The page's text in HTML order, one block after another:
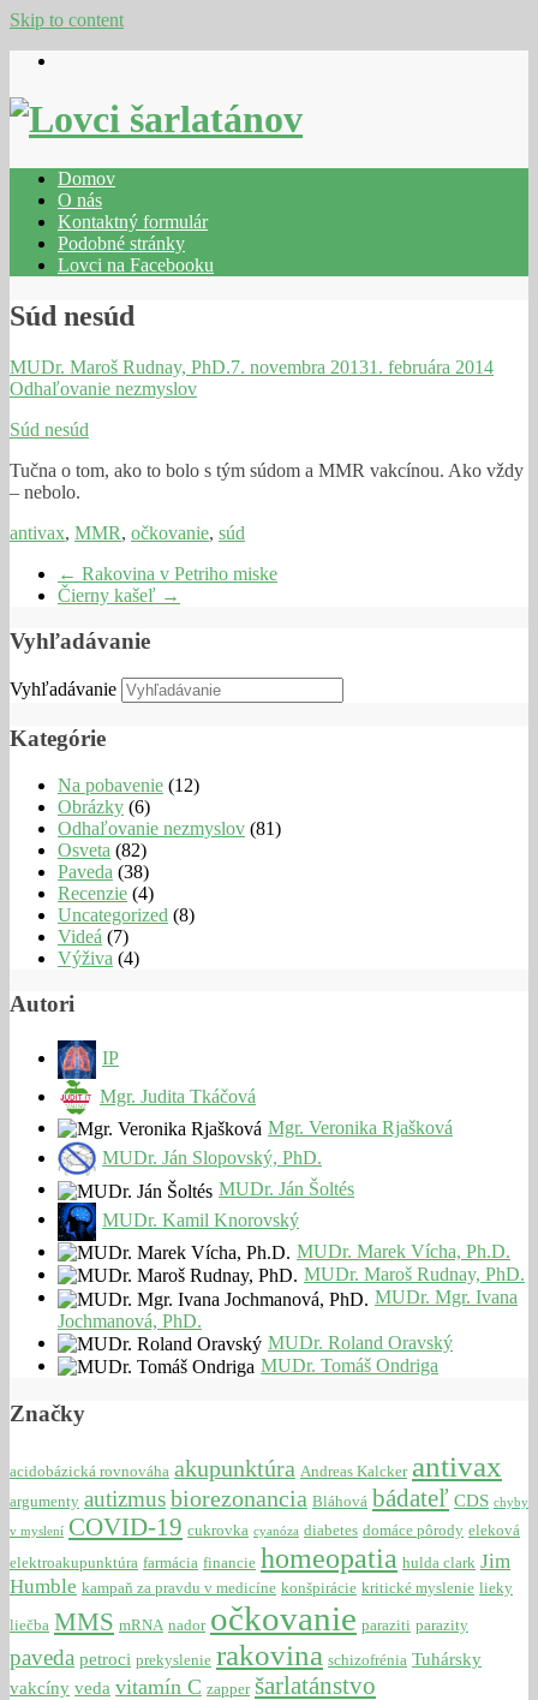
Skip to content
Domov
O nás
Kontaktný formulár
Podobné stránky
Lovci na Facebooku
Súd nesúd
MUDr. Maroš Rudnay, PhD.7. novembra 20131. februára 2014
Odhaľovanie nezmyslov
Súd nesúd
Tučna o tom, ako to bolo s tým súdom a MMR vakcínou. Ako vždy
– nebolo.
antivax, MMR, očkovanie, súd
← Rakovina v Petriho miske
Čierny kašeľ →
Vyhľadávanie
Vyhľadávanie
Kategórie
Na pobavenie (12)
Obrázky (6)
Odhaľovanie nezmyslov (81)
Osveta (82)
Paveda (38)
Recenzie (4)
Uncategorized (8)
Videá (7)
Výživa (4)
Autori
IP
Mgr. Judita Tkáčová
Mgr. Veronika Rjašková
MUDr. Ján Slopovský, PhD.
MUDr. Ján Šoltés
MUDr. Kamil Knorovský
MUDr. Marek Vícha, Ph.D.
MUDr. Maroš Rudnay, PhD.
MUDr. Mgr. Ivana
Jochmanová, PhD.
MUDr. Roland Oravský
MUDr. Tomáš Ondriga
Značky
acidobázická rovnováha akupunktúra Andreas Kalcker antivax
argumenty autizmusbiorezonancia Bláhová bádateľ CDS chyby
v myslení COVID-19 cukrovka cyanóza diabetes domáce pôrody eleková
elektroakupunktúra farmácia financie homeopatia hulda clark Jim
Humble kampaň za pravdu v medicíne konšpirácie kritické myslenie lieky
liečba MMS mRNA nador očkovanie paraziti parazity
paveda petroci prekyslenie rakovina schizofrénia Tuhársky
vakcíny veda vitamín C zapper šarlatánstvo